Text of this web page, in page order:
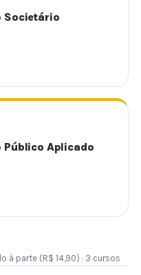
Societário
Público Aplicado
à parte (R$ 14,90) · 3 cursos